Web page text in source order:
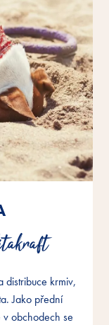
distribuce krmiv,
Jako přední
obchodech se
distribuce krmiv,
Jako přední
obchodech se
distribuce krmiv,
Jako přední
obchodech se